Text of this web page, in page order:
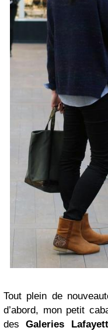
Tout plein de
d’abord, mon petit
desGaleries